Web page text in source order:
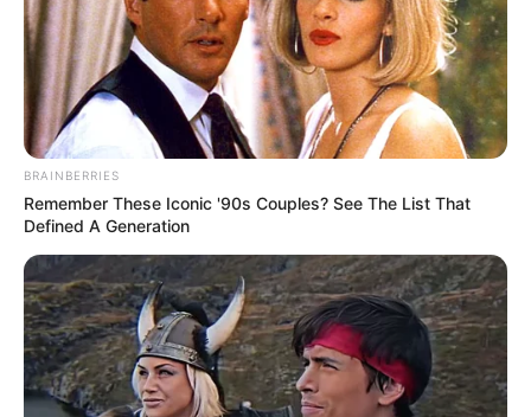
BRAINBERRIES
Remember These Iconic '90s Couples? See The List That
Defined A Generation